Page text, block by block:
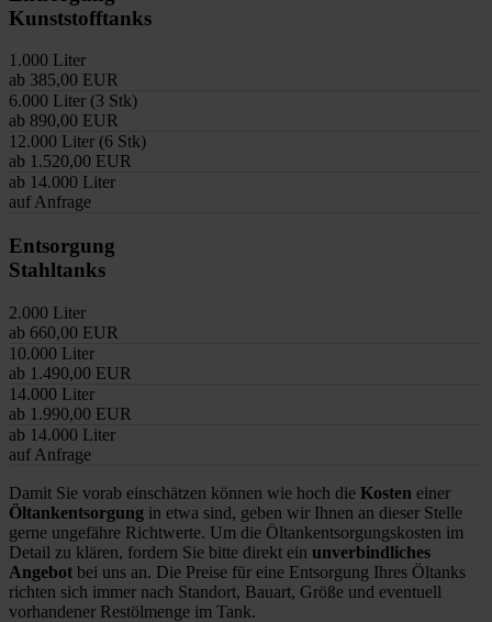
Kunststofftanks
1.000 Liter
ab 385,00 EUR
6.000 Liter (3 Stk)
ab 890,00 EUR
12.000 Liter (6 Stk)
ab 1.520,00 EUR
ab 14.000 Liter
auf Anfrage
Entsorgung
Stahltanks
2.000 Liter
ab 660,00 EUR
10.000 Liter
ab 1.490,00 EUR
14.000 Liter
ab 1.990,00 EUR
ab 14.000 Liter
auf Anfrage
Damit Sie vorab einschätzen können wie hoch die Kosten einer
Öltankentsorgung in etwa sind, geben wir Ihnen an dieser Stelle
gerne ungefähre Richtwerte. Um die Öltankentsorgungskosten im
Detail zu klären, fordern Sie bitte direkt ein unverbindliches
Angebot bei uns an. Die Preise für eine Entsorgung Ihres Öltanks
richten sich immer nach Standort, Bauart, Größe und eventuell
vorhandener Restölmenge im Tank.